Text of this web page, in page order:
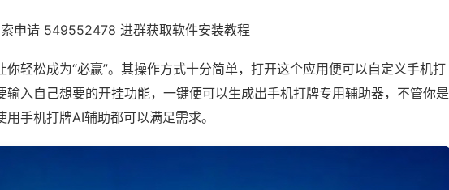
申请 549552478 进群获取软件安装教程
你轻松成为“必赢”。其操作方式十分简单，打开这个应用便可以自定义手机打
输入自己想要的开挂功能，一键便可以生成出手机打牌专用辅助器，不管你是
手机打牌AI辅助都可以满足需求。